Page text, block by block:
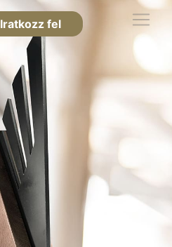
Iratkozz fel